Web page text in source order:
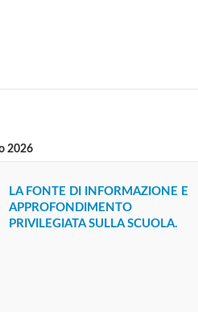
2026
LA FONTE DI INFORMAZIONE E
APPROFONDIMENTO
PRIVILEGIATA SULLA SCUOLA.